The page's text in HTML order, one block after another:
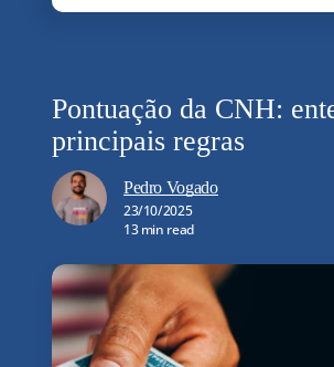
Pontuação da CNH:
principais regras
Pedro Vogado
23/10/2025
13 min read